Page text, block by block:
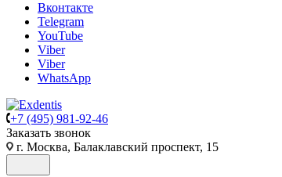
Вконтакте
Telegram
YouTube
Viber
Viber
WhatsApp
+7 (495) 981-92-46
Заказать звонок
г. Москва, Балаклавский проспект, 15